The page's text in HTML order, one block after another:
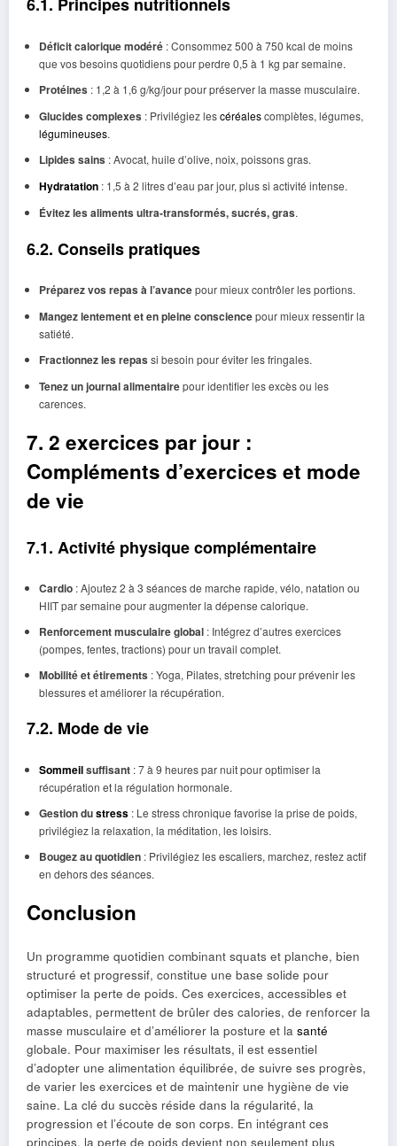
Déficit calorique modéré: Consommez 500 à 750 kcal de moins
que vos besoins quotidiens pour perdre 0,5 à 1 kg par semaine.
Protéines : 1,2 à 1,6 g/kg/jour pour préserver la masse musculaire.
Glucides complexes : Privilégiez lescéréalescomplètes, légumes,
légumineuses.
Lipides sains : Avocat, huile d’olive, noix, poissons gras.
Hydratation: 1,5 à 2 litres d’eau par jour, plus si activité intense.
Évitez les aliments ultra-transformés, sucrés, gras.
6.2. Conseils pratiques
Préparez vos repas à l’avancepour mieux contrôler les portions.
Mangez lentement et en pleine consciencepour mieux ressentir la
satiété.
Fractionnez les repas si besoin pour éviter les fringales.
Tenez un journal alimentairepour identifier les excès ou les
carences.
7. 2 exercices par jour :
Compléments d’exercices et mode
de vie
7.1. Activité physique complémentaire
Cardio: Ajoutez 2 à 3 séances de marche rapide, vélo, natation ou
HIIT par semaine pour augmenter la dépense calorique.
Renforcement musculaire global: Intégrez d’autres exercices
(pompes, fentes, tractions) pour un travail complet.
Mobilité et étirements : Yoga, Pilates, stretching pour prévenir les
blessures et améliorer la récupération.
7.2. Mode de vie
Sommeilsuffisant: 7 à 9 heures par nuit pour optimiser la
récupération et la régulation hormonale.
Gestion dustress: Le stress chronique favorise la prise de poids,
privilégiez la relaxation, la méditation, les loisirs.
Bougez au quotidien: Privilégiez les escaliers, marchez, restez actif
en dehors des séances.
Conclusion
Un programme quotidien combinant squats et planche, bien
structuré et progressif, constitue une base solide pour
optimiser la perte de poids. Ces exercices, accessibles et
adaptables, permettent de brûler des calories, de renforcer la
masse musculaire et d’améliorer la posture et la santé
globale. Pour maximiser les résultats, il est essentiel
d’adopter une alimentation équilibrée, de suivre ses progrès,
de varier les exercices et de maintenir une hygiène de vie
saine. La clé du succès réside dans la régularité, la
progression et l’écoute de son corps. En intégrant ces
principes, la perte de poids devient non seulement plus